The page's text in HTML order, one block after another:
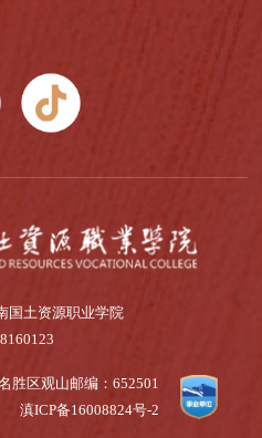
国土资源职业学院
胜区观山邮编：652501
滇ICP备16008824号-2